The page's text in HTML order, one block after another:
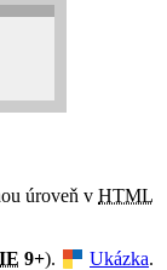
úroveň v HTML
IE 9+). Ukázka.